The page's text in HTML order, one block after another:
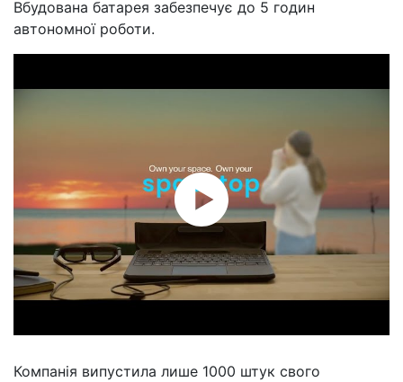
Вбудована батарея забезпечує до 5 годин
автономної роботи.
Компанія випустила лише 1000 штук свого